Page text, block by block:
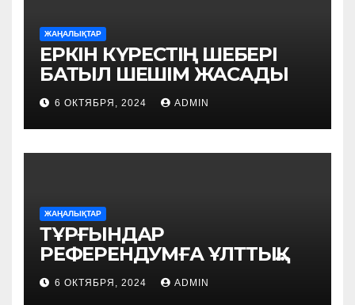
ЖАҢАЛЫҚТАР
ЕРКІН КҮРЕСТІҢ ШЕБЕРІ
БАТЫЛ ШЕШІМ ЖАСАДЫ
6 ОКТЯБРЯ, 2024 ADMIN
ЖАҢАЛЫҚТАР
ТҰРҒЫНДАР
РЕФЕРЕНДУМҒА ҰЛТТЫҚ
КИІММЕН КЕЛДІ
6 ОКТЯБРЯ, 2024 ADMIN